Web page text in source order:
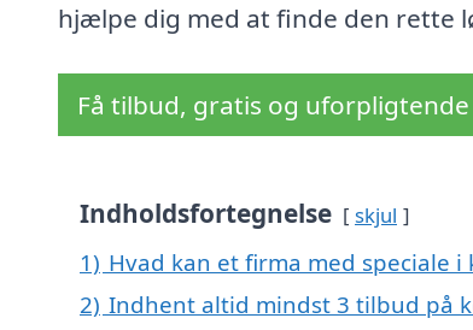
hjælpe dig med at finde den rette
Få tilbud, gratis og uforpligtende
Indholdsfortegnelse skjul
1) Hvad kan et firma med speciale
2) Indhent altid mindst 3 tilbud på